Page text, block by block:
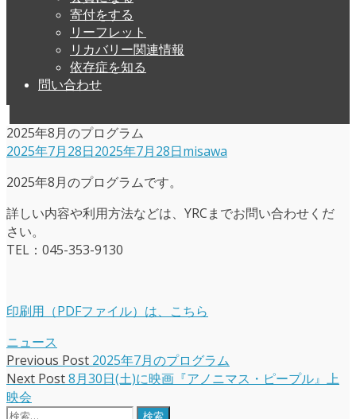
寄付をする
リーフレット
リカバリー関連情報
依存症を知る
問い合わせ
2025年8月のプログラム
2025年7月28日2025年7月28日misawa
2025年8月のプログラムです。
詳しい内容や利用方法などは、YRCまでお問い合わせくだ
さい。
TEL：045-353-9130
印刷用（PDFファイル）は、こちら
ニュース
投
稿
ナ
Previous Post Previous
post:
2025年7月のプログラム
Next PostNext
8月30日(土)に映画『アノニマス・ピープル』上
映会
検